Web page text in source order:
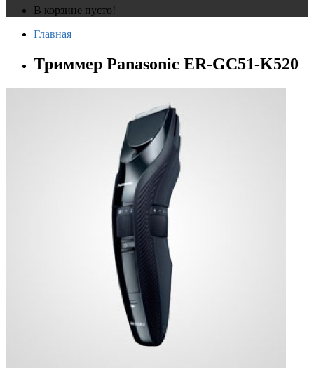
В корзине пусто!
Главная
Триммер Panasonic ER-GC51-K520